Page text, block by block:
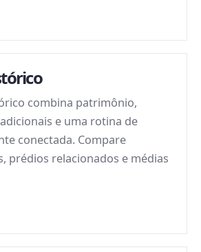
combina patrimônio,
e uma rotina de
conectada. Compare
prédios relacionados e médias